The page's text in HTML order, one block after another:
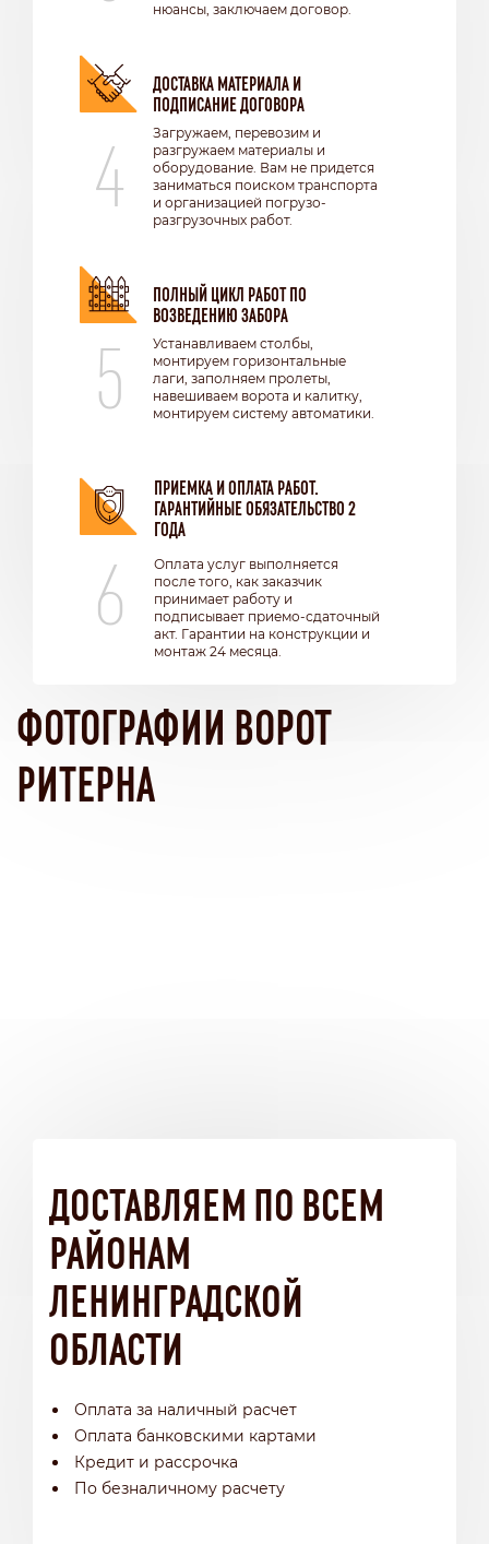
нюансы, заключаем договор.
4
ДОСТАВКА МАТЕРИАЛА И
ПОДПИСАНИЕ ДОГОВОРА
Загружаем, перевозим и
разгружаем материалы и
оборудование. Вам не придется
заниматься поиском транспорта
и организацией погрузо-
разгрузочных работ.
5
ПОЛНЫЙ ЦИКЛ РАБОТ ПО
ВОЗВЕДЕНИЮ ЗАБОРА
Устанавливаем столбы,
монтируем горизонтальные
лаги, заполняем пролеты,
навешиваем ворота и калитку,
монтируем систему автоматики.
6
ПРИЕМКА И ОПЛАТА РАБОТ.
ГАРАНТИЙНЫЕ ОБЯЗАТЕЛЬСТВО 2
ГОДА
Оплата услуг выполняется
после того, как заказчик
принимает работу и
подписывает приемо-сдаточный
акт. Гарантии на конструкции и
монтаж 24 месяца.
ФОТОГРАФИИ ВОРОТ
РИТЕРНА
ДОСТАВЛЯЕМ ПО ВСЕМ
РАЙОНАМ
ЛЕНИНГРАДСКОЙ
ОБЛАСТИ
Оплата за наличный расчет
Оплата банковскими картами
Кредит и рассрочка
По безналичному расчету